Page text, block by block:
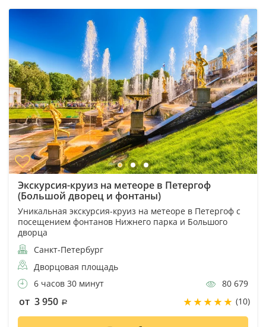
Экскурсия-круиз на метеоре в Петергоф
(Большой дворец и фонтаны)
Уникальная экскурсия-круиз на метеоре в Петергоф с
посещением фонтанов Нижнего парка и Большого
дворца
Санкт-Петербург
Дворцовая площадь
6 часов 30 минут
80 679
от 3 950 (10)